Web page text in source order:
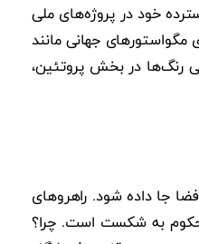
خود در پروژه‌های ملی
مگواستورهای جهانی مانند
رنگ‌ها در بخش پروتئین،
جا داده شود. راهروهای
محکوم به شکست است. چرا؟